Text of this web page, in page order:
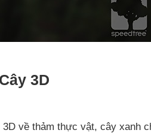
3D
về thảm thực vật, cây xanh